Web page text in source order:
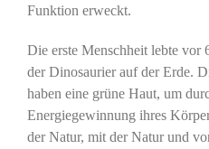
Funktion erweckt.
Die erste Menschheit lebte
der Dinosaurier auf der Erde.
haben eine grüne Haut, um
Energiegewinnung ihres
der Natur, mit der Natur und